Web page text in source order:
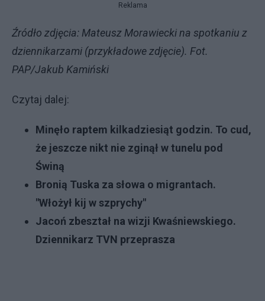
Reklama
Źródło zdjęcia: Mateusz Morawiecki na spotkaniu z
dziennikarzami (przykładowe zdjęcie). Fot.
PAP/Jakub Kamiński
Czytaj dalej:
Minęło raptem kilkadziesiąt godzin. To cud,
że jeszcze nikt nie zginął w tunelu pod
Świną
Bronią Tuska za słowa o migrantach.
"Włożył kij w szprychy"
Jacoń zbeształ na wizji Kwaśniewskiego.
Dziennikarz TVN przeprasza